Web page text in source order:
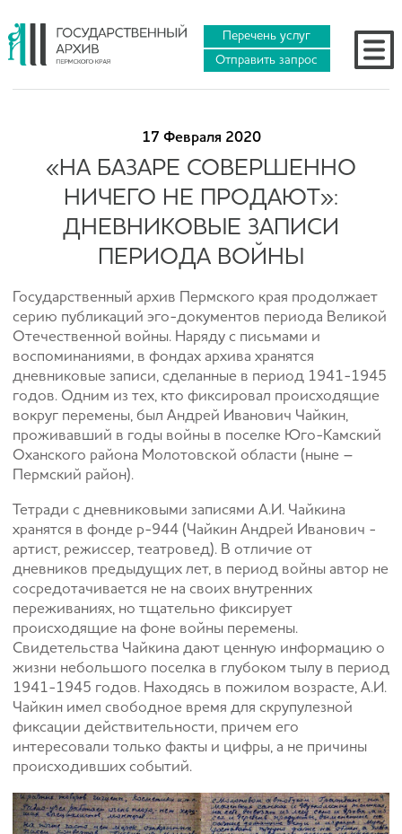
Перечень услуг
Отправить запрос
17 Февраля 2020
«НА БАЗАРЕ СОВЕРШЕННО
НИЧЕГО НЕ ПРОДАЮТ»:
ДНЕВНИКОВЫЕ ЗАПИСИ
ПЕРИОДА ВОЙНЫ
Государственный архив Пермского края продолжает
серию публикаций эго-документов периода Великой
Отечественной войны. Наряду с письмами и
воспоминаниями, в фондах архива хранятся
дневниковые записи, сделанные в период 1941-1945
годов. Одним из тех, кто фиксировал происходящие
вокруг перемены, был Андрей Иванович Чайкин,
проживавший в годы войны в поселке Юго-Камский
Оханского района Молотовской области (ныне –
Пермский район).
Тетради с дневниковыми записями А.И. Чайкина
хранятся в фонде р-944 (Чайкин Андрей Иванович -
артист, режиссер, театровед). В отличие от
дневников предыдущих лет, в период войны автор не
сосредотачивается не на своих внутренних
переживаниях, но тщательно фиксирует
происходящие на фоне войны перемены.
Свидетельства Чайкина дают ценную информацию о
жизни небольшого поселка в глубоком тылу в период
1941-1945 годов. Находясь в пожилом возрасте, А.И.
Чайкин имел свободное время для скрупулезной
фиксации действительности, причем его
интересовали только факты и цифры, а не причины
происходивших событий.